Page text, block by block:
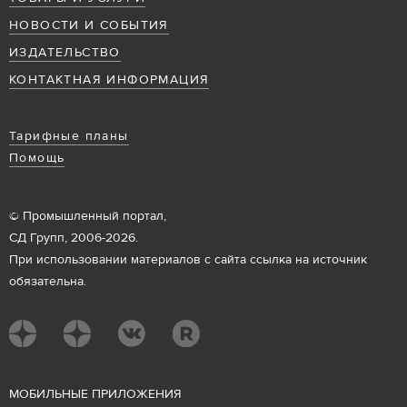
НОВОСТИ И СОБЫТИЯ
ИЗДАТЕЛЬСТВО
КОНТАКТНАЯ ИНФОРМАЦИЯ
Тарифные планы
Помощь
© Промышленный портал,
СД Групп, 2006-2026.
При использовании материалов с сайта ссылка на источник
обязательна.
МОБИЛЬНЫЕ ПРИЛОЖЕНИЯ